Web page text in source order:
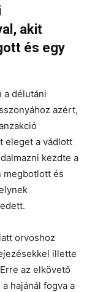
akit
és egy
a délutáni
azért,
eleget a vádlott
kezdte a
megbotlott és
orvoshoz
illette
az elkövető
hajánál fogva a